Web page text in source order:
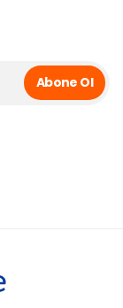
Abone Ol